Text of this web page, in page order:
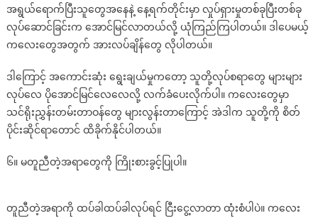
အရွယ်ရောက်ပြီးသူတွေအနေနဲ့ နေ့ရက်တိုင်းမှာ လှုပ်ရှားမှုတစ်ခုပြီးတစ်ခု
လုပ်ဆောင်ခြင်းက အောင်မြင်လာတယ်လို့ ယုံကြည်ကြပါတယ်။ ဒါပေမယ့်
ကလေးတွေအတွက် အားလပ်ချိန်တွေ လိုပါတယ်။
ဒါကြောင့် အကောင်းဆုံး ရွေးချယ်မှုကတော့ သူတို့လုပ်စရာတွေ များများ
လုပ်လေ ပိုအောင်မြင်လေလေလို့ လက်ခံပေးလိုက်ပါ။ ကလေးတွေမှာ
သင်ရိုးညွှန်းတမ်းတာဝန်တွေ များလွန်းတာကြောင့် အဲဒါက သူတို့ကို စိတ်
ပိုင်းဆိုင်ရာတောင် ထိခိုက်နိုင်ပါတယ်။
၆။ မတူညီတဲ့အရာတွေကို ကြိုးစားခွင့်ပြုပါ။
တူညီတဲ့အရာကို ထပ်ခါထပ်ခါလုပ်ရင် ငြီးငွေ့လာတာ ထုံးစံပါပဲ။ ကလေး